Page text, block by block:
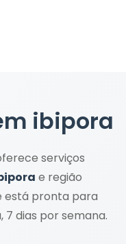
ibipora
serviços
e região
está pronta para
dias por semana.